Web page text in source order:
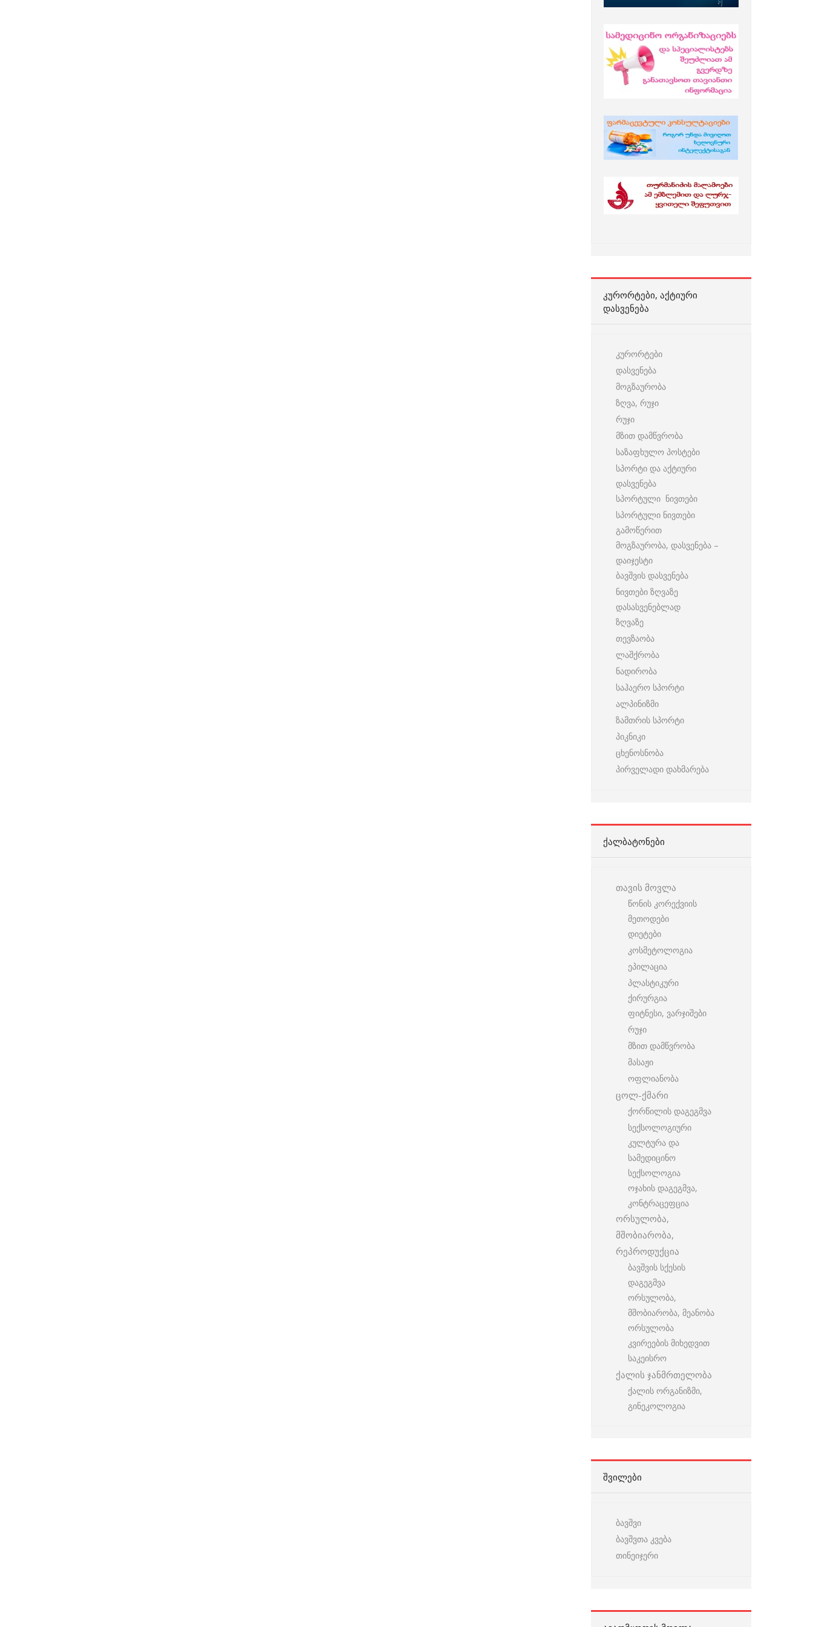
ᲙᲣᲠᲝᲠᲢᲔᲑᲘ, ᲐᲥᲢᲘᲣᲠᲘ
ᲓᲐᲡᲕᲔᲜᲔᲑᲐ
კურორტები
დასვენება
მოგზაურობა
ზღვა, რუჯი
რუჯი
მზით დამწვრობა
საზაფხულო პოსტები
სპორტი და აქტიური
დასვენება
სპორტული ნივთები
სპორტული ნივთები
გამოწერით
მოგზაურობა, დასვენება –
დაიჯესტი
ბავშვის დასვენება
ნივთები ზღვაზე
დასასვენებლად
ზღვაზე
თევზაობა
ლაშქრობა
ნადირობა
საჰაერო სპორტი
ალპინიზმი
ზამთრის სპორტი
პიკნიკი
ცხენოსნობა
პირველადი დახმარება
ᲥᲐᲚᲑᲐᲢᲝᲜᲔᲑᲘ
თავის მოვლა
წონის კორექვიის
მეთოდები
დიეტები
კოსმეტოლოგია
ეპილაცია
პლასტიკური
ქირურგია
ფიტნესი, ვარჯიშები
რუჯი
მზით დამწვრობა
მასაჟი
ოფლიანობა
ცოლ-ქმარი
ქორწილის დაგეგმვა
სექსოლოგიური
კულტურა და
სამედიცინო
სექსოლოგია
ოჯახის დაგეგმვა,
კონტრაცეფცია
ორსულობა,
მშობიარობა,
რეპროდუქცია
ბავშვის სქესის
დაგეგმვა
ორსულობა,
მშობიარობა, მეანობა
ორსულობა
კვირეების მიხედვით
საკეისრო
ქალის ჯანმრთელობა
ქალის ორგანიზმი,
გინეკოლოგია
ᲨᲕᲘᲚᲔᲑᲘ
ბავშვი
ბავშვთა კვება
თინეიჯერი